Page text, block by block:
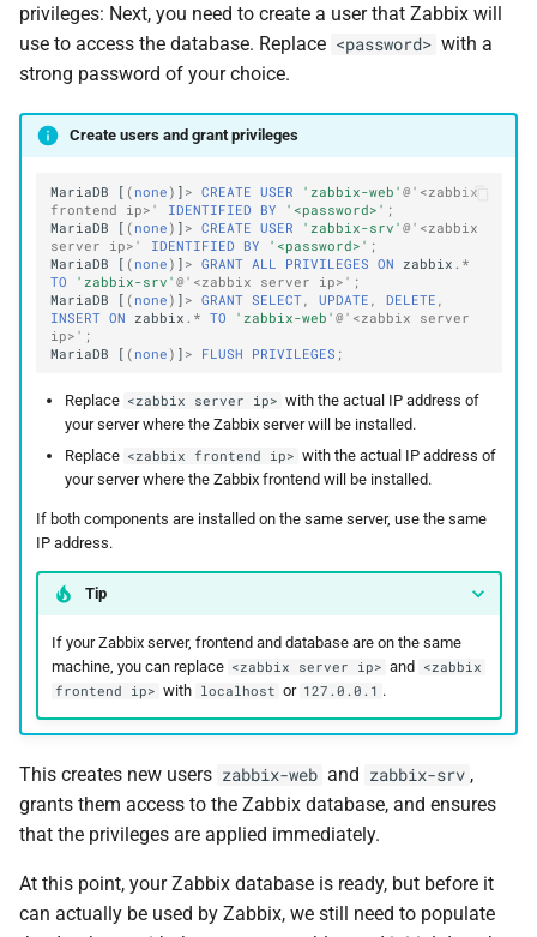
privileges: Next, you need to create a user that Zabbix will
use to access the database. Replace <password> with a
strong password of your choice.
Create users and grant privileges
MariaDB [ ( none ) ] > CREATE USER 'zabbix-web'@'<zabbix
frontend ip>'
IDENTIFIED BY '<password>' ;
MariaDB
[ ( none ) ] > CREATE USER 'zabbix-srv'@'<zabbix
server ip>'
IDENTIFIED BY '<password>' ;
MariaDB
[ ( none ) ] > GRANT ALL PRIVILEGES ON zabbix . *
TO
'zabbix-srv'@'<zabbix server ip>' ;
MariaDB
[ ( none ) ] > GRANT SELECT UPDATE DELETE
INSERT ON zabbix . * TO 'zabbix-web'@'<zabbix server
ip>' ;
MariaDB
[ ( none ) ] > FLUSH PRIVILEGES ;
Replace <zabbix server ip> with the actual IP address of
your server where the Zabbix server will be installed.
Replace <zabbix frontend ip> with the actual IP address of
your server where the Zabbix frontend will be installed.
If both components are installed on the same server, use the same
IP address.
Tip
If your Zabbix server, frontend and database are on the same
machine, you can replace <zabbix server ip> and
<zabbix
frontend ip> with localhost or 127.0.0.1 .
This creates new users zabbix-web and zabbix-srv ,
grants them access to the Zabbix database, and ensures
that the privileges are applied immediately.
At this point, your Zabbix database is ready, but before it
can actually be used by Zabbix, we still need to populate